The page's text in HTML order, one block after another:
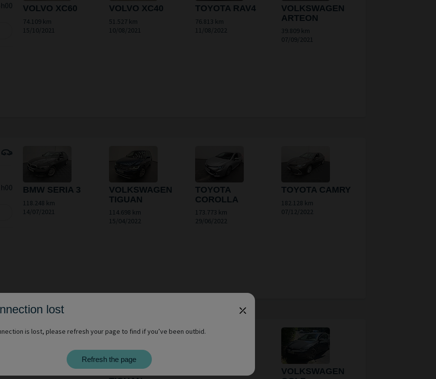
VOLVO XC60
74.109 km
15/10/2021
VOLVO XC40
51.527 km
10/08/2021
TOYOTA RAV4
76.813 km
11/08/2022
VOLKSWAGEN
ARTEON
39.809 km
07/09/2021
BMW SERIA 3
118.248 km
14/07/2021
VOLKSWAGEN
TIGUAN
114.698 km
15/04/2022
TOYOTA
COROLLA
173.773 km
29/06/2022
TOYOTA CAMRY
182.128 km
07/12/2022
DACIA LOGAN
VOLKSWAGEN
VOLKSWAGEN
lost
is lost, please refresh your page to find if you’ve been outbid.
Refresh the page